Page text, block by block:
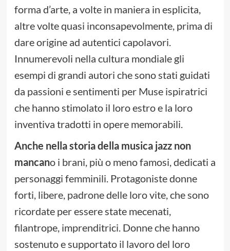
forma d’arte, a volte in maniera in esplicita,
altre volte quasi inconsapevolmente, prima di
dare origine ad autentici capolavori.
Innumerevoli nella cultura mondiale gli
esempi di grandi autori che sono stati guidati
da passioni e sentimenti per Muse ispiratrici
che hanno stimolato il loro estro e la loro
inventiva tradotti in opere memorabili.
Anche nella storia della musica jazz non
mancano i brani, più o meno famosi, dedicati a
personaggi femminili. Protagoniste donne
forti, libere, padrone delle loro vite, che sono
ricordate per essere state mecenati,
filantrope, imprenditrici. Donne che hanno
sostenuto e supportato il lavoro del loro